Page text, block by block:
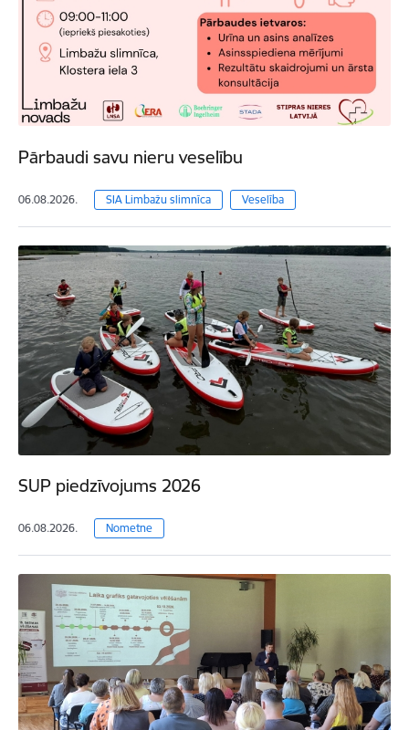
Pārbaudi savu nieru veselību
06.08.2026. SIA Limbažu slimnīca Veselība
SUP piedzīvojums 2026
06.08.2026. Nometne